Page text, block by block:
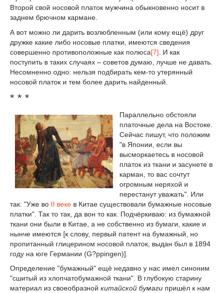
Второй свой носовой платок мужчина обыкновенно носит в
заднем брючном кармане.
А вот можно ли дарить возлюбленным (или кому ещё) друг
дружке какие либо носовые платки, имеются сведения
совершенно противоположные как полюса[7] . И как
поступить в таких случаях – советов думаю, лучше не давать.
Несомненно одно: нельзя подбирать кем-то утерянный
носовой платок и тем более дарить найденный.
* * *
Параллельно обстояли
платочные дела на Востоке.
Сейчас пишут, что положим
"в Японии, если вы
высморкаетесь в носовой
платок из ткани и засунете в
карман, то вас сочтут
огромным неряхой и
перестанут уважать". Или
так: "Уже во II веке в Китае существовали бумажные носовые
платки". Так то так, да вон то как. Подчёркиваю: из бумажной
ткани они были в Китае, а не собственно из бумаги, какие и
нынче имеются [к слову, первый патент на бумажный, но
пропитанный глицерином носовой платок, выдан был в 1894
году на юге Германии (G?ppingen)].
Определение "бумажный" ещё недавно у нас имел синоним
"сшитый из хлопчатобумажной ткани". В глубокую старину
материал из своеобразной китайской бумаги пришёл к нам